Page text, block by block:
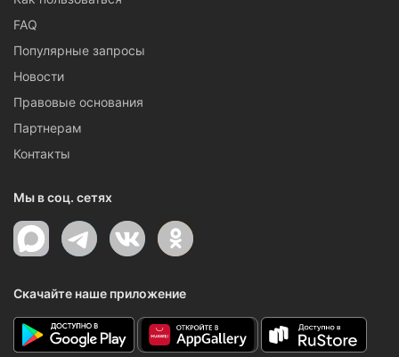
FAQ
Популярные запросы
Новости
Правовые основания
Партнерам
Контакты
Мы в соц. сетях
Скачайте наше приложение